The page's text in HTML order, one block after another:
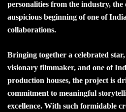
personalities from the industry, the
auspicious beginning of one of
collaborations.
Bringing together a celebrated
visionary filmmaker, and one of
production houses, the project is
commitment to meaningful
excellence. With such formidable